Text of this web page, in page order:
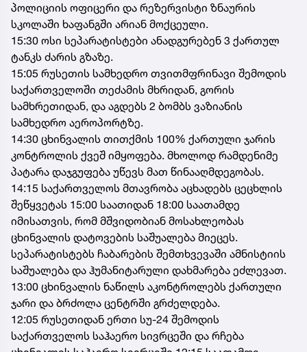
პოლიციის ოფიცერი და რეზერვისტი ზნაურის
სკოლაში ხაფანგში არიან მოქცეული.
15:30 ოსი სეპარატისტები ანადგურებენ 3 ქართულ
ტანკს ძარის გზაზე.
15:05 რუსეთის სამხედრო თვითმფრინავი შემოდის
საქართველოში თეძამის მხრიდან, გორის
სამხრეთიდან, და აგდებს 2 ბომბს ვაზიანის
სამხედრო აეროპორტზე.
14:30 ცხინვალის თითქმის 100% ქართული ჯარის
კონტროლის ქვეშ იმყოფება. მხოლოდ რამდენიმე
პატარა დაჯგუფება უწევს მათ წინააღმდეგობას.
14:15 საქართველოს მთავრობა აცხადებს ცეცხლის
შეწყვეტას 15:00 საათიდან 18:00 საათამდე
იმისათვის, რომ მშვიდობიან მოსახლეობას
ცხინვალის დატოვების საშუალება მიეცეს.
სეპარატისტებს ჩაბარების შემთხვევაში ამნისტიის
საშუალება და ჰუმანიტარული დახმარება ეძლევათ.
13:00 ცხინვალის ნაწილს აკონტროლებს ქართული
ჯარი და ბრძოლა ცენტრში გრძელდება.
12:05 რუსეთიდან ერთი სუ-24 შემოდის
საქართველოს საჰაერო სივრცეში და რჩება